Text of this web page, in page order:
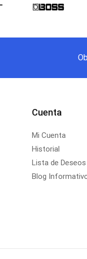
Cuenta
Mi Cuenta
Historial
Lista de Deseos
Blog